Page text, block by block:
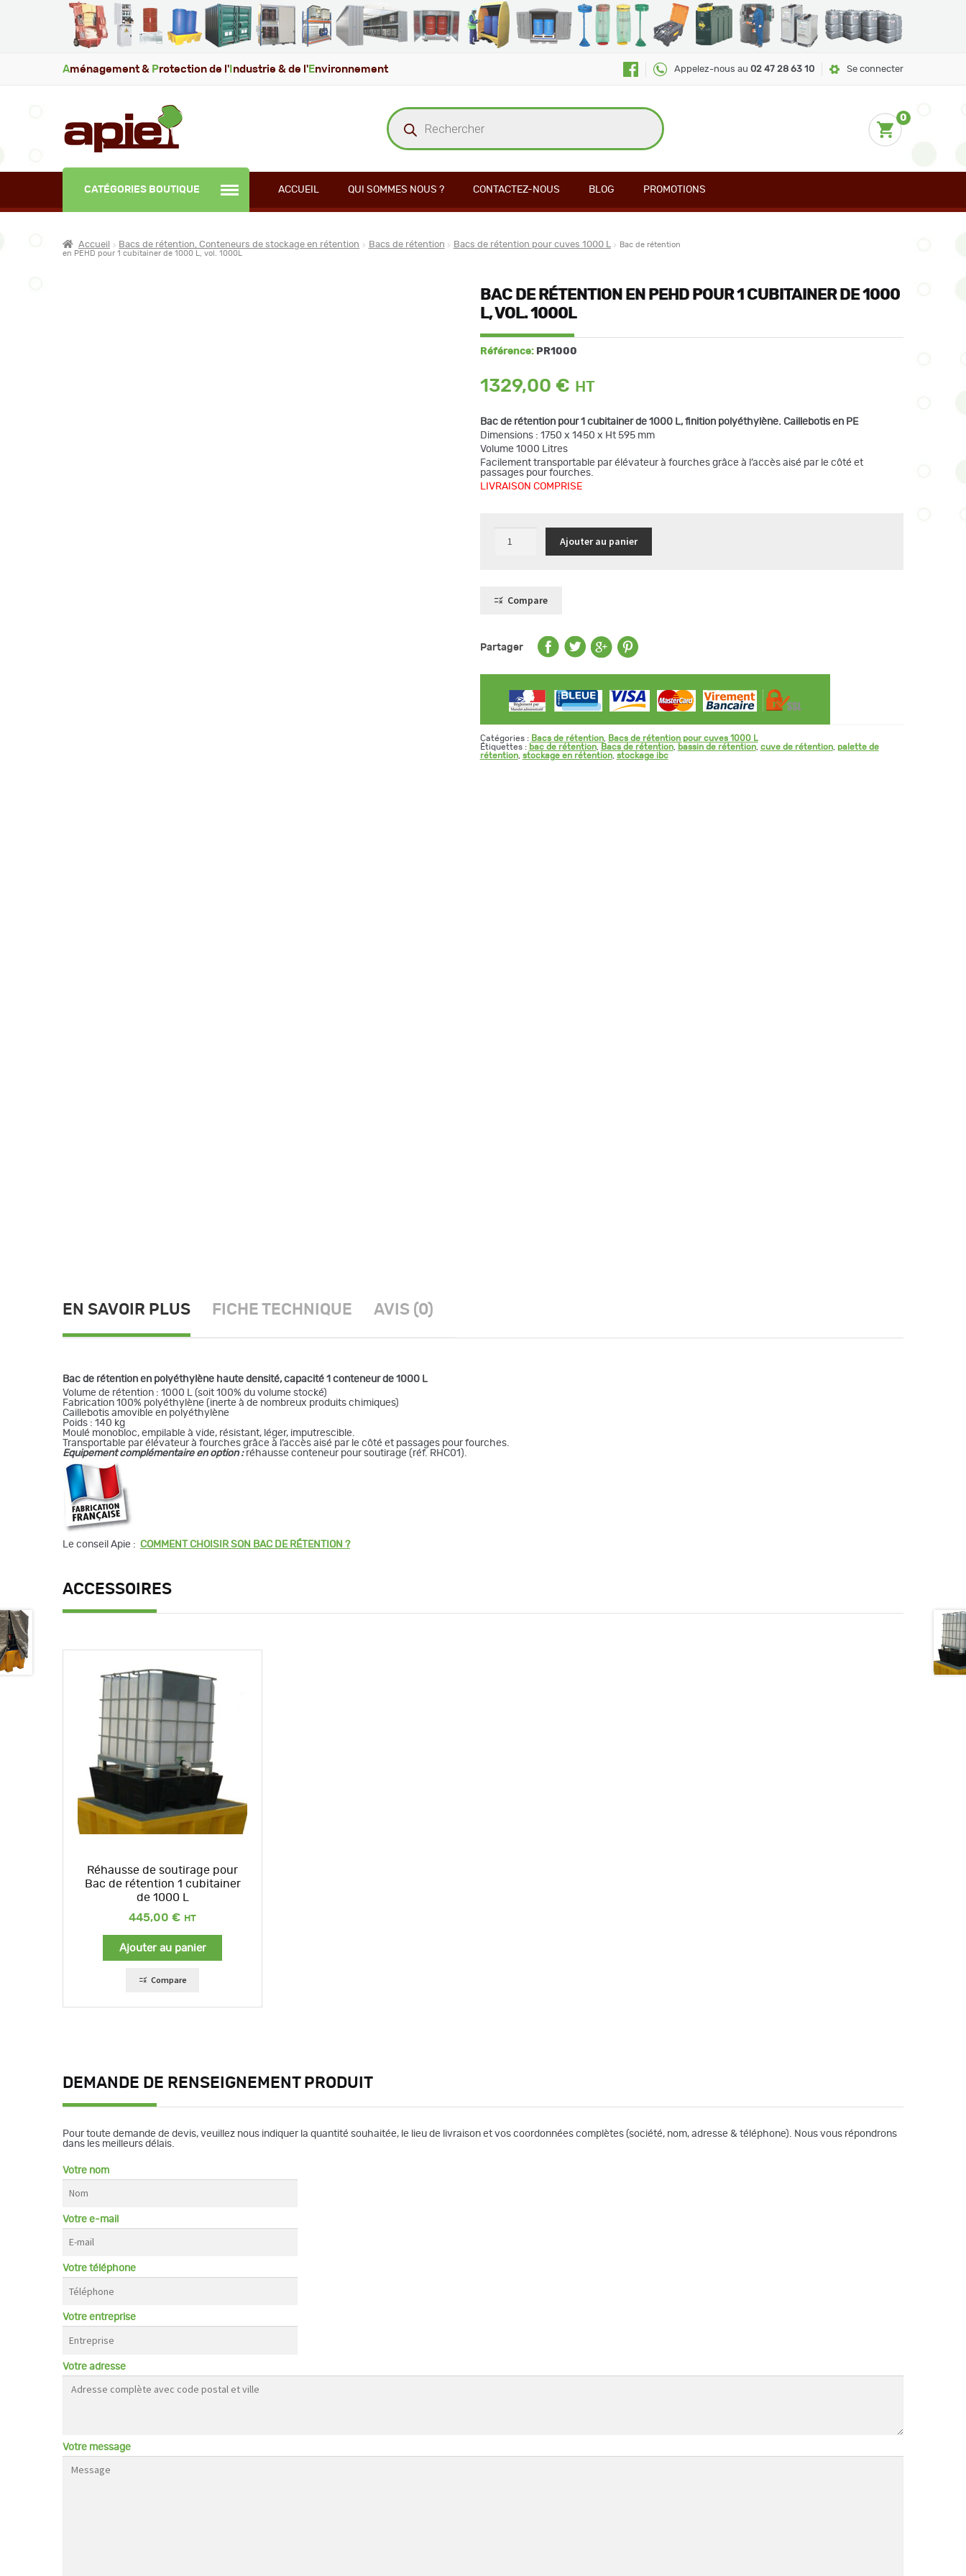
Aménagement & Protection de l' ndustrie & de l' Environnement Appelez-nous au 02 47 28 63 10 Se connecter
Recherche
de
produits
0
CATÉGORIES BOUTIQUE ACCUEIL QUI SOMMES NOUS ? CONTACTEZ-NOUS BLOG PROMOTIONS
Accueil Bacs de rétention, Conteneurs de stockage en rétention Bacs de rétention Bacs de rétention pour cuves 1000 L
Bac de rétention
en PEHD pour 1 cubitainer de 1000 L, vol. 1000L
BAC DE RÉTENTION EN PEHD POUR 1 CUBITAINER DE 1000
L, VOL. 1000L
Référence: PR1000
1329,00 €
Bac de rétention pour 1 cubitainer de 1000 L, finition polyéthylène. Caillebotis en PE
Dimensions : 1750 x 1450 x Ht 595 mm
Volume 1000 Litres
Facilement transportable par élévateur à fourches grâce à l’accès aisé par le côté et
passages pour fourches.
LIVRAISON COMPRISE
quantité
pour
1000
L,
1000L
Ajouter au panier
Compare
Partager
Catégories : Bacs de rétention, Bacs de rétention pour cuves 1000 L
Étiquettes : bac de rétention, Bacs de rétention, bassin de rétention, cuve de rétention, palette de
rétention, stockage en rétention, stockage ibc
EN SAVOIR PLUS FICHE TECHNIQUE AVIS (0)
Bac de rétention en polyéthylène haute densité, capacité 1 conteneur de 1000 L
Volume de rétention : 1000 L (soit 100% du volume stocké)
Fabrication 100% polyéthylène (inerte à de nombreux produits chimiques)
Caillebotis amovible en polyéthylène
Poids : 140 kg
Moulé monobloc, empilable à vide, résistant, léger, imputrescible.
Transportable par élévateur à fourches grâce à l’accès aisé par le côté et passages pour fourches.
Equipement complémentaire en option :réhausse conteneur pour soutirage (réf. RHC01).
Le conseil Apie : COMMENT CHOISIR SON BAC DE RÉTENTION ?
ACCESSOIRES
Réhausse de soutirage pour
Bac de rétention 1 cubitainer
de 1000 L
445,00 €
Ajouter au panier
Compare
DEMANDE DE RENSEIGNEMENT PRODUIT
Pour toute demande de devis, veuillez nous indiquer la quantité souhaitée, le lieu de livraison et vos coordonnées complètes (société, nom, adresse & téléphone). Nous vous répondrons
dans les meilleurs délais.
Votre nom
Votre e-mail
Votre téléphone
Votre entreprise
Votre adresse
Votre message